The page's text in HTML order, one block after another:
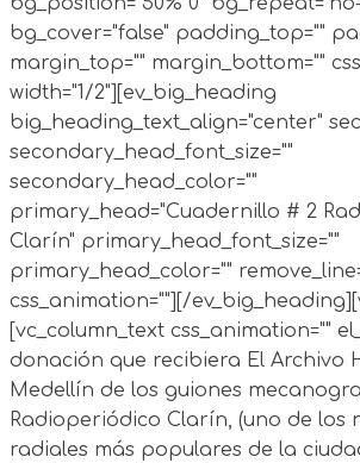
bg_cover="false" padding_top=""
margin_top="" margin_bottom=""
width="1/2"][ev_big_heading
big_heading_text_align="center"
secondary_head_font_size=""
secondary_head_color=""
primary_head="Cuadernillo # 2
Clarín" primary_head_font_size=""
primary_head_color=""
css_animation=""][/
[vc_column_text css_animation=""
donación que recibiera El Archivo
Medellín de los guiones
Radioperiódico Clarín, (uno de los
radiales más populares de la